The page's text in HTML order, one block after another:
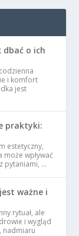
dbać o ich
i komfort
jest
praktyki:
estetyczny,
wpływać
pytaniami, …
ważne i
rytuał, ale
i wygląd
nadmiaru